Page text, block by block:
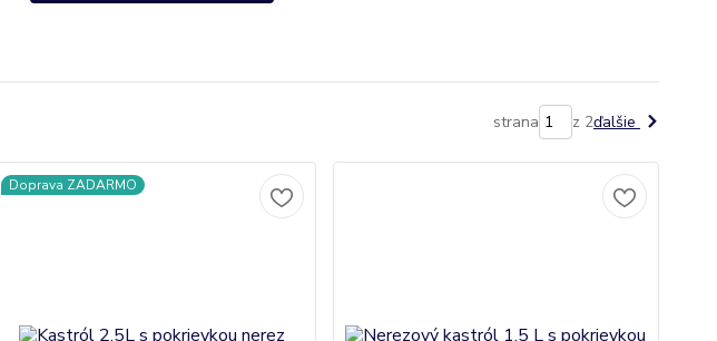
strana z 2ďalšie
Doprava ZADARMO